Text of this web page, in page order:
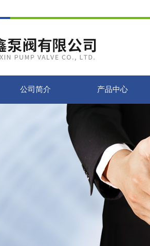
公司简介 产品中心